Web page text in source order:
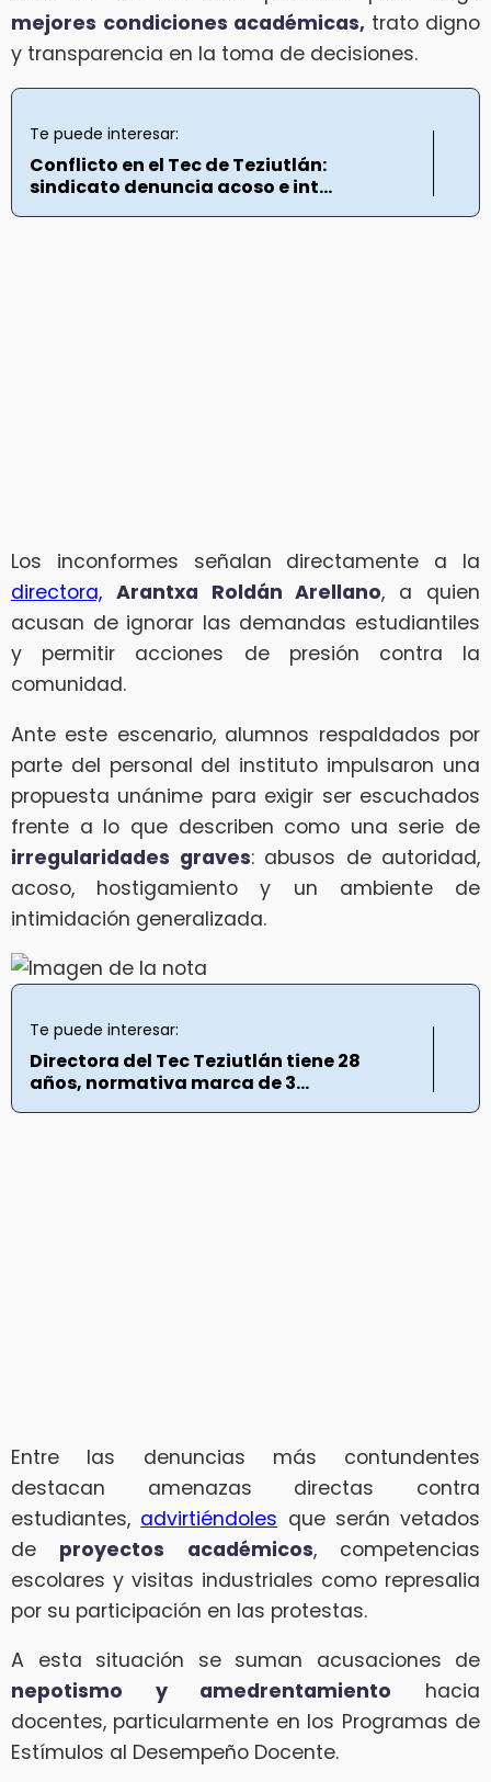
mejores condiciones académicas, trato digno
y transparencia en la toma de decisiones.
Te puede interesar:
Conflicto en el Tec de Teziutlán:
sindicato denuncia acoso e int...
Los inconformes señalan directamente a la
directora, Arantxa Roldán Arellano, a quien
acusan de ignorar las demandas estudiantiles
y permitir acciones de presión contra la
comunidad.
Ante este escenario, alumnos respaldados por
parte del personal del instituto impulsaron una
propuesta unánime para exigir ser escuchados
frente a lo que describen como una serie de
irregularidades graves: abusos de autoridad,
acoso, hostigamiento y un ambiente de
intimidación generalizada.
Te puede interesar:
Directora del Tec Teziutlán tiene 28
años, normativa marca de 3...
Entre las denuncias más contundentes
destacan amenazas directas contra
estudiantes, advirtiéndoles que serán vetados
de proyectos académicos, competencias
escolares y visitas industriales como represalia
por su participación en las protestas.
A esta situación se suman acusaciones de
nepotismo y amedrentamiento hacia
docentes, particularmente en los Programas de
Estímulos al Desempeño Docente.